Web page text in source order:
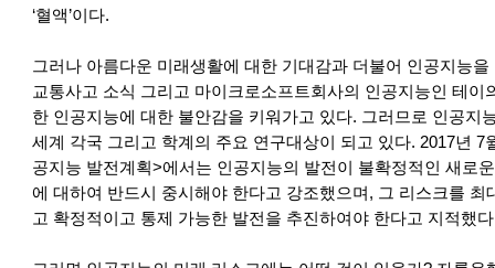
‘혈액’이다.
그러나 아름다운 미래생활에 대한 기대감과 더불어 인공지능
교통사고 소식 그리고 마이크로소프트회사의 인공지능인 테이
한 인공지능에 대한 불안감을 키워가고 있다. 그러므로 인공지
세계 각국 그리고 학계의 주요 연구대상이 되고 있다. 2017년 7
공지능 발전계획>에서는 인공지능의 발전이 불확정적인 새로
에 대하여 반드시 중시해야 한다고 강조했으며, 그 리스크를
고 확정적이고 통제 가능한 발전을 추진하여야 한다고 지적했